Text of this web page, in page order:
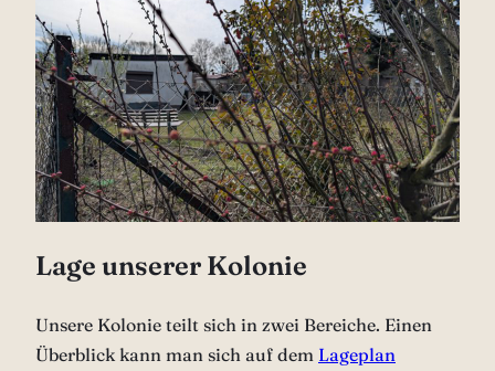
Lage unserer Kolonie
Unsere Kolonie teilt sich in zwei Bereiche. Einen
Überblick kann man sich auf dem Lageplan